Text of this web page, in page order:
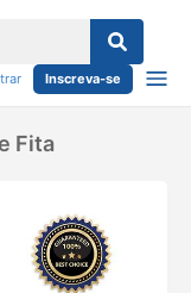
Inscreva-se
Fita